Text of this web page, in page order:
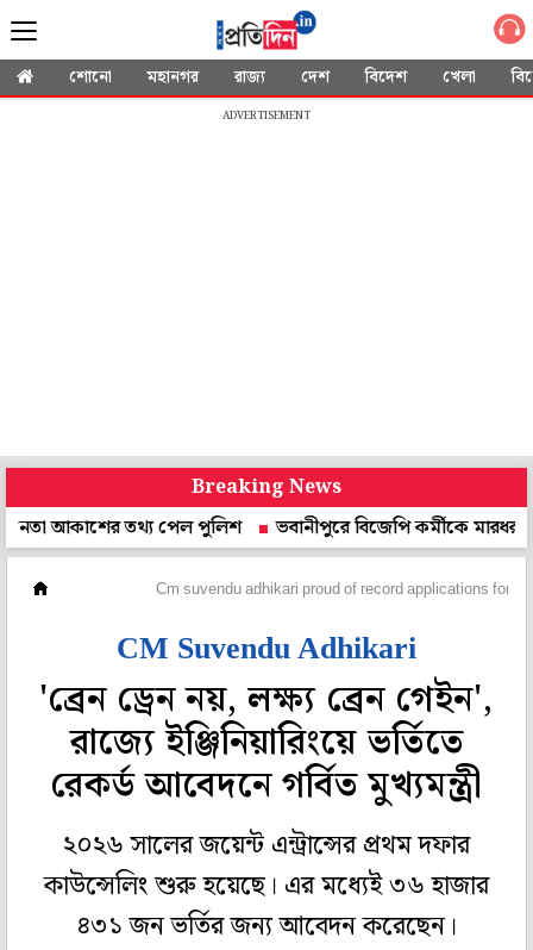
শোনো মহানগর রাজ্য দেশ বিদেশ খেলা
ADVERTISEMENT
Breaking News
তথ্য পেল পুলিশ
ভবানীপুরে বিজেপি কর্মীকে মারধর, মাকে
Cm suvendu adhikari proud of record applications for
CM Suvendu Adhikari
'ব্রেন ড্রেন নয়, লক্ষ্য ব্রেন গেইন',
রাজ্যে ইঞ্জিনিয়ারিংয়ে ভর্তিতে
রেকর্ড আবেদনে গর্বিত মুখ্যমন্ত্রী
২০২৬ সালের জয়েন্ট এন্ট্রান্সের প্রথম দফার
কাউন্সেলিং শুরু হয়েছে। এর মধ্যেই ৩৬ হাজার
৪৩১ জন ভর্তির জন্য আবেদন করেছেন।